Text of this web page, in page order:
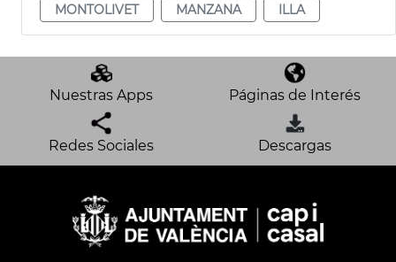
MONTOLIVET
MANZANA ILLA
Nuestras Apps Páginas de Interés
Redes Sociales Descargas